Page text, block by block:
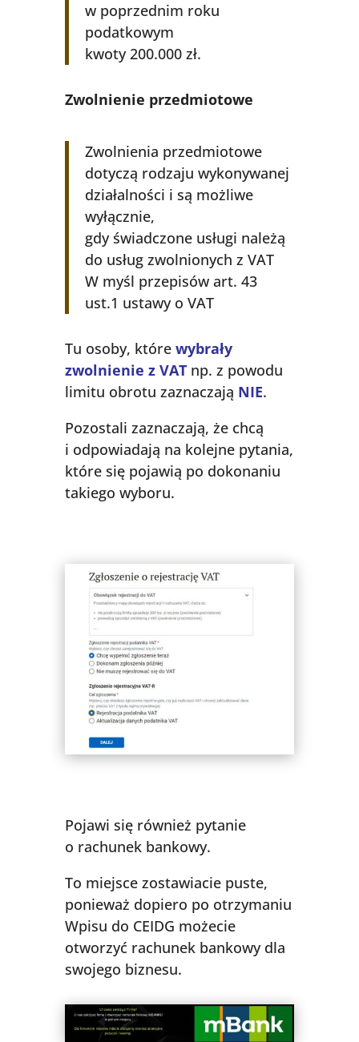
w poprzednim roku
podatkowym
kwoty 200.000 zł.
Zwolnienie przedmiotowe
Zwolnienia przedmiotowe
dotyczą rodzaju wykonywanej
działalności i są możliwe
wyłącznie,
gdy świadczone usługi należą
do usług zwolnionych z VAT
W myśl przepisów art. 43
ust.1 ustawy o VAT
Tu osoby, które wybrały
zwolnienie z VATnp. z powodu
limitu obrotu zaznaczają NIE.
Pozostali zaznaczają, że chcą
i odpowiadają na kolejne pytania,
które się pojawią po dokonaniu
takiego wyboru.
Pojawi się również pytanie
o rachunek bankowy.
To miejsce zostawiacie puste,
ponieważ dopiero po otrzymaniu
Wpisu do CEIDG możecie
otworzyć rachunek bankowy dla
swojego biznesu.